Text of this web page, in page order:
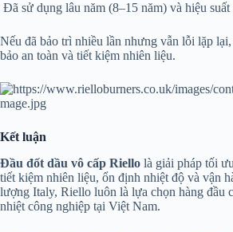
Đã sử dụng lâu năm (8–15 năm) và hiệu suất
Nếu đã bảo trì nhiều lần nhưng vẫn lỗi lặp
bảo an toàn và tiết kiệm nhiên liệu.
Kết luận
Đầu đốt dầu vô cấp Riello là giải pháp tối
tiết kiệm nhiên liệu, ổn định nhiệt độ và vận
lượng Italy, Riello luôn là lựa chọn hàng đầu
nhiệt công nghiệp tại Việt Nam.